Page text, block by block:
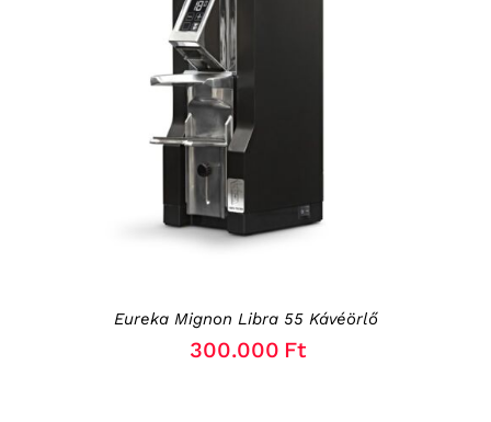
RÉSZLETEK
Eureka Mignon Libra 55 Kávéörlő
300.000 Ft